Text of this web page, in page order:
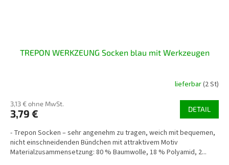
TREPON WERKZEUNG Socken blau mit Werkzeugen
lieferbar(2 St)
3,13 € ohne MwSt.
3,79 € DETAIL
- Trepon Socken – sehr angenehm zu tragen, weich mit bequemen,
nicht einschneidenden Bündchen mit attraktivem Motiv
Materialzusammensetzung: 80 % Baumwolle, 18 % Polyamid, 2...